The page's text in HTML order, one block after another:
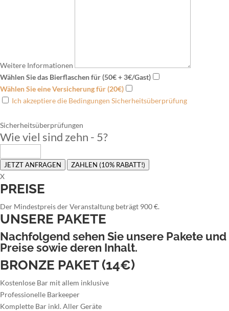
Weitere Informationen
Wählen Sie das Bierflaschen für (50€ + 3€/Gast)
Wählen Sie eine Versicherung für (20€)
Ich akzeptiere die Bedingungen Sicherheitsüberprüfung
Sicherheitsüberprüfungen
Wie viel sind zehn - 5?
JETZT ANFRAGEN ZAHLEN (10% RABATT!)
X
PREISE
Der Mindestpreis der Veranstaltung beträgt 900 €.
UNSERE PAKETE
Nachfolgend sehen Sie unsere Pakete und
Preise sowie deren Inhalt.
BRONZE PAKET (14€)
Kostenlose Bar mit allem inklusive
Professionelle Barkeeper
Komplette Bar inkl. Aller Geräte